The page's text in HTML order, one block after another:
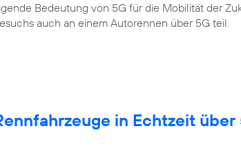
Bedeutung von 5G für die Mobilität der
auch an einem Autorennen über 5G teil.
in Echtzeit über